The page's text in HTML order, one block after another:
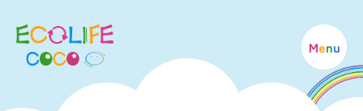
Menu